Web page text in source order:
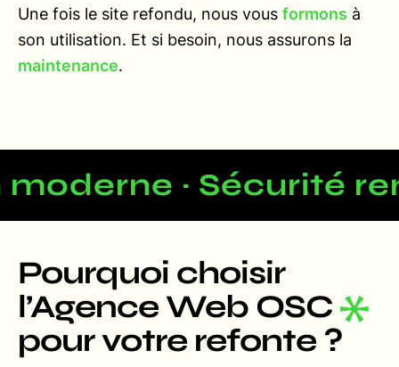
Une fois le site refondu, nous vous formons à
son utilisation. Et si besoin, nous assurons la
maintenance.
· Sécurité
Pourquoi choisir
l’Agence Web OSC
pour votre refonte ?